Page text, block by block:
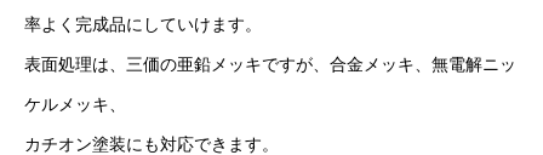
率よく完成品にしていけます。
表面処理は、三価の亜鉛メッキですが、合金メッキ、無電解ニッ
ケルメッキ、
カチオン塗装にも対応できます。